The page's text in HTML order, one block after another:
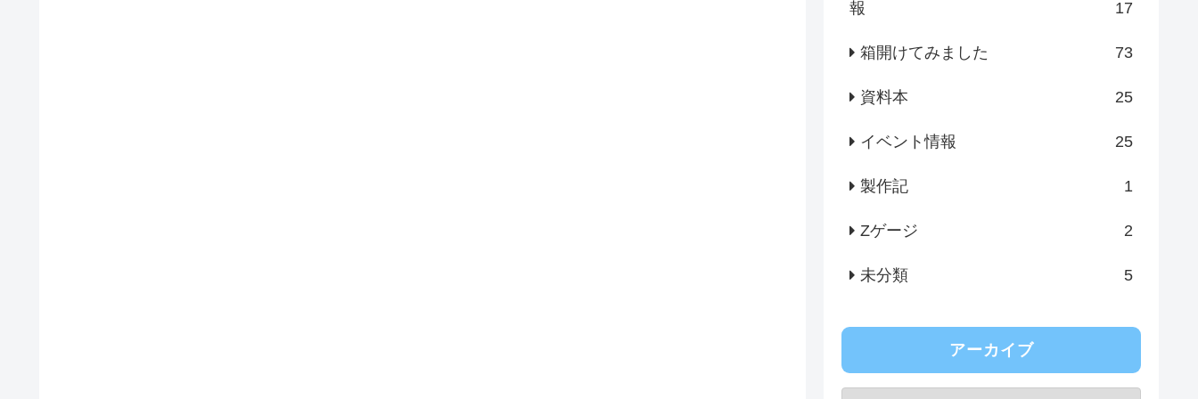
報
17
箱開けてみました 73
資料本 25
イベント情報 25
製作記 1
Zゲージ 2
未分類 5
アーカイブ